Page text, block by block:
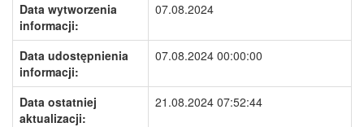
Data wytworzenia
informacji:
07.08.2024
Data udostępnienia
informacji:
07.08.2024 00:00:00
Data ostatniej
aktualizacji:
21.08.2024 07:52:44